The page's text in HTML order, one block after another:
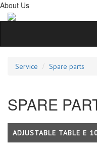
About Us
Service Spare parts
SPARE
ADJUSTABLE TABLE E